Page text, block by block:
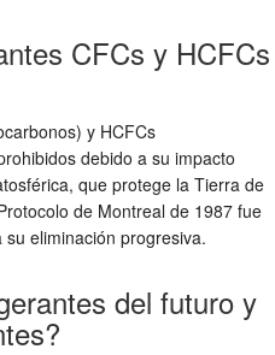
CFCs y HCFCs
y HCFCs
debido a su impacto
que protege la Tierra de
de Montreal de 1987 fue
eliminación progresiva.
del futuro y